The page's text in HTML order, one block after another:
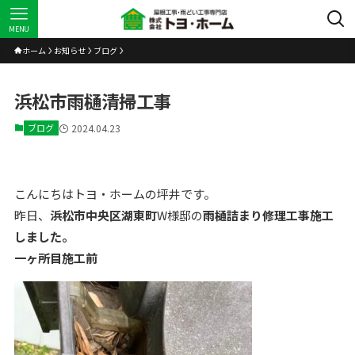
MENU
ホーム お知らせ ブログ
浜松市雨樋清掃工事
ブログ 2024.04.23
こんにちはトヨ・ホームの坪井です。
昨日、 浜松市中央区湖東町W様邸の雨樋詰まり修理工事施工
しました。
一ヶ所目施工前